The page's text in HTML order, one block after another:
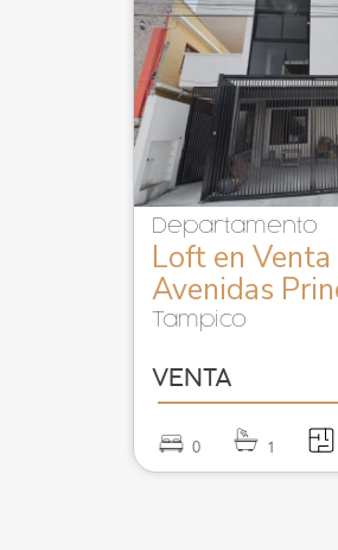
Departamento
Loft en Venta
Avenidas
Tampico
VENTA
0 1